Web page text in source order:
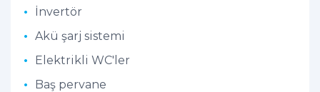
İnvertör
Akü şarj sistemi
Elektrikli WC'ler
Baş pervane